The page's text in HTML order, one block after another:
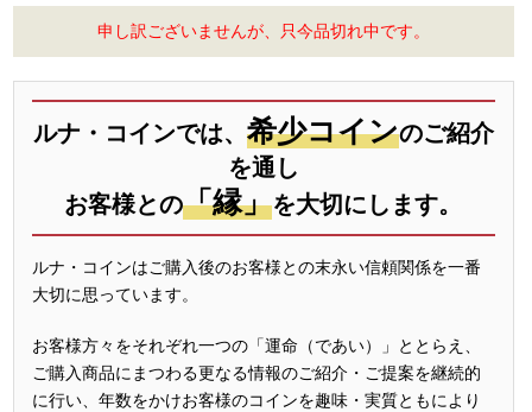
申し訳ございませんが、只今品切れ中です。
ルナ・コインでは、 希少コインのご紹介
を通し
お客様との「縁」を大切にします。
ルナ・コインはご購入後のお客様との末永い信頼関係を一番
大切に思っています。
お客様方々をそれぞれ一つの「運命（であい）」ととらえ、
ご購入商品にまつわる更なる情報のご紹介・ご提案を継続的
に行い、年数をかけお客様のコインを趣味・実質ともにより